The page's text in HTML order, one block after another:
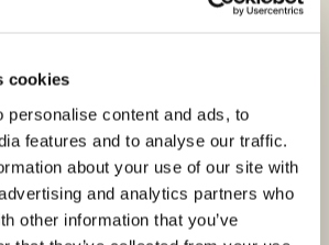
cookies
personalise content and ads, to
features and to analyse our traffic.
about your use of our site with
and analytics partners who
other information that you’ve
€
€